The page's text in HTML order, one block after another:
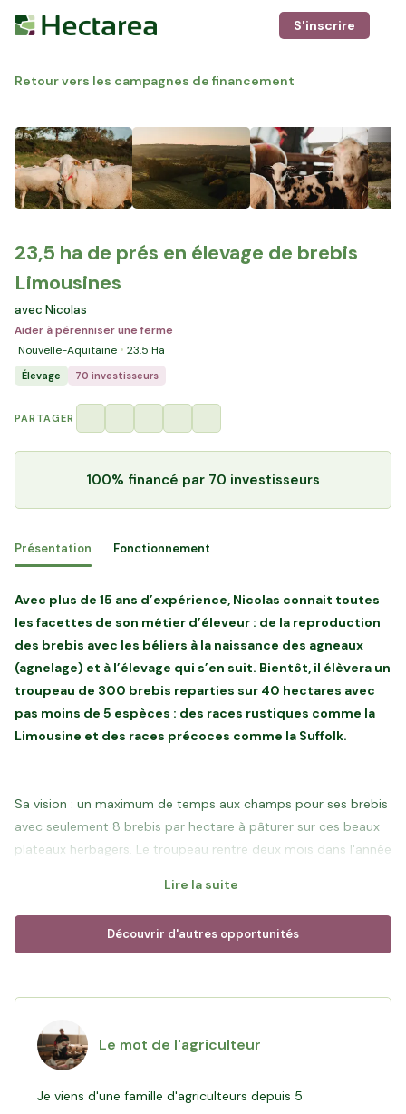
S'inscrire
Retour vers les campagnes de financement
23,5 ha de prés en élevage de brebis
Limousines
avec Nicolas
Aider à pérenniser une ferme
Nouvelle-Aquitaine
23.5 Ha
Élevage 70 investisseurs
PARTAGER
100% financé par 70 investisseurs
Présentation Fonctionnement
Avec plus de 15 ans d’expérience, Nicolas connait toutes
les facettes de son métier d’éleveur : de la reproduction
des brebis avec les béliers à la naissance des agneaux
(agnelage) et à l’élevage qui s’en suit. Bientôt, il élèvera un
troupeau de 300 brebis reparties sur 40 hectares avec
pas moins de 5 espèces : des races rustiques comme la
Limousine et des races précoces comme la Suffolk.
Sa vision : un maximum de temps aux champs pour ses brebis
avec seulement 8 brebis par hectare à pâturer sur ces beaux
plateaux herbagers. Le troupeau rentre deux mois dans l'année
investissement, Nicolas dispose de 23,5 ha supplémentaires
pour nourrir en autonomie en herbe son cheptel actuel et le
Lire l'interview de Nicolas
Lire la suite
Découvrir d'autres opportunités
Le mot de l'agriculteur
Je viens d'une famille d'agriculteurs depuis 5